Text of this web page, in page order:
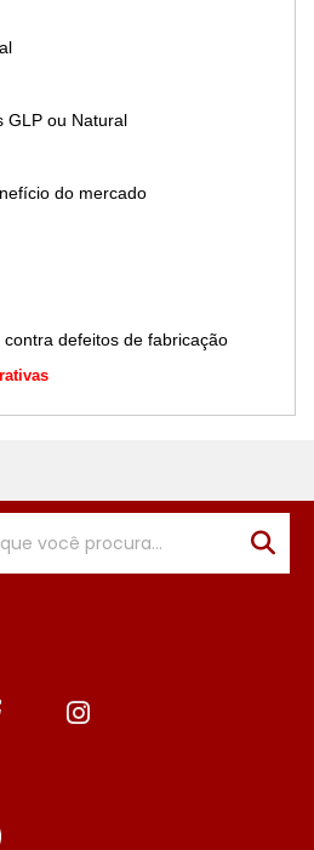
GLP ou Natural
do mercado
defeitos de fabricação